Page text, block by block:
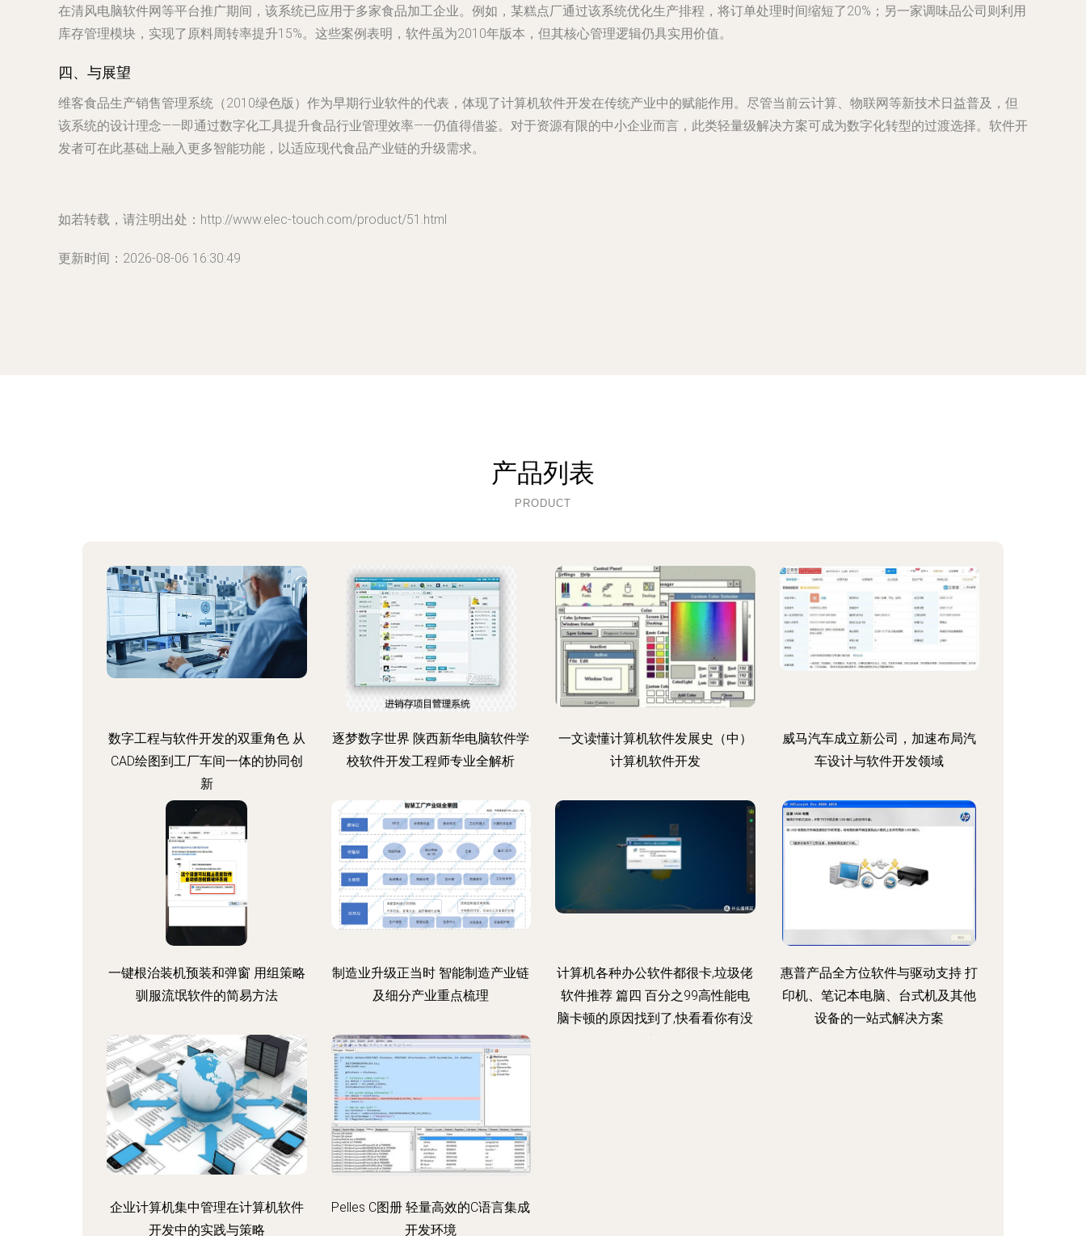
在清风电脑软件网等平台推广期间，该系统已应用于多家食品加工企业。例如，某糕点厂通过该系统优化生产排程，将订单处理时间缩短了20%；另一家调味品公司则利用
库存管理模块，实现了原料周转率提升15%。这些案例表明，软件虽为2010年版本，但其核心管理逻辑仍具实用价值。
四、与展望
维客食品生产销售管理系统（2010绿色版）作为早期行业软件的代表，体现了计算机软件开发在传统产业中的赋能作用。尽管当前云计算、物联网等新技术日益普及，但
该系统的设计理念——即通过数字化工具提升食品行业管理效率——仍值得借鉴。对于资源有限的中小企业而言，此类轻量级解决方案可成为数字化转型的过渡选择。软件开
发者可在此基础上融入更多智能功能，以适应现代食品产业链的升级需求。
如若转载，请注明出处：http://www.elec-touch.com/product/51.html
更新时间：2026-08-06 16:30:49
产品列表
PRODUCT
数字工程与软件开发的双重角色 从
CAD绘图到工厂车间一体的协同创
新
逐梦数字世界 陕西新华电脑软件学
校软件开发工程师专业全解析
一文读懂计算机软件发展史（中）
计算机软件开发
威马汽车成立新公司，加速布局汽
车设计与软件开发领域
一键根治装机预装和弹窗 用组策略
驯服流氓软件的简易方法
制造业升级正当时 智能制造产业链
及细分产业重点梳理
计算机各种办公软件都很卡,垃圾佬
软件推荐 篇四 百分之99高性能电
脑卡顿的原因找到了,快看看你有没
惠普产品全方位软件与驱动支持 打
印机、笔记本电脑、台式机及其他
设备的一站式解决方案
企业计算机集中管理在计算机软件
开发中的实践与策略
Pelles C图册 轻量高效的C语言集成
开发环境